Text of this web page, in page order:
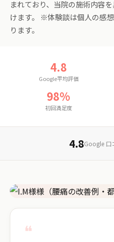
まれており、当院の施術内容
けます。 ※体験談は個人の感
ります。
4.8
Google平均評価
98%
初回満足度
4.8Google 口
注目の口コミ
❝